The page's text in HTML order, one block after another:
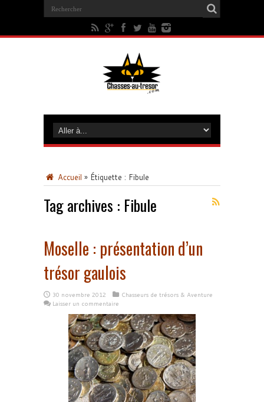
Accueil » Étiquette : Fibule
Tag archives : Fibule
Moselle : présentation d’un
trésor gaulois
30 novembre 2012
Chasseurs de trésors & Aventure
Laisser un commentaire